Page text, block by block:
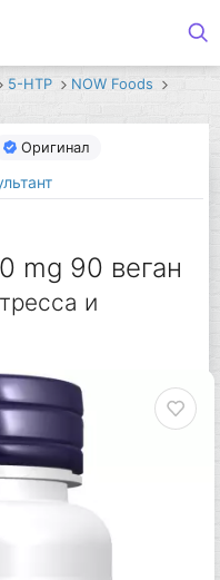
5-HTP
NOW Foods
Оригинал
mg 90 веган
и